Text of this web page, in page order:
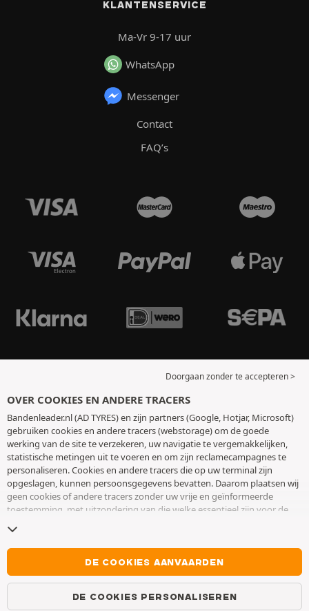
KLANTENSERVICE
Ma-Vr 9-17 uur
WhatsApp
Messenger
Contact
FAQ’s
Doorgaan zonder te accepteren >
OVER COOKIES EN ANDERE TRACERS
Bandenleader.nl (AD TYRES) en zijn partners (Google, Hotjar, Microsoft)
gebruiken cookies en andere tracers (webstorage) om de goede
werking van de site te verzekeren, uw navigatie te vergemakkelijken,
statistische metingen uit te voeren en om zijn reclamecampagnes te
personaliseren. Cookies en andere tracers die op uw terminal zijn
opgeslagen, kunnen persoonsgegevens bevatten. Daarom plaatsen wij
geen cookies of andere tracers zonder uw vrije en geïnformeerde
toestemming, met uitzondering van die welke essentieel zijn voor de
toestemming op elk moment intrekken door naar de pagina over
cookies en andere tracerste gaan. U kunt ervoor kiezen om verder te
surfen zonder het deponeren van cookies of andere tracers te
aanvaarden. Weigering verhindert de toegang tot diensten niet AD
TYRES. Voor meer informatie,
DE COOKIES AANVAARDEN
DE COOKIES PERSONALISEREN